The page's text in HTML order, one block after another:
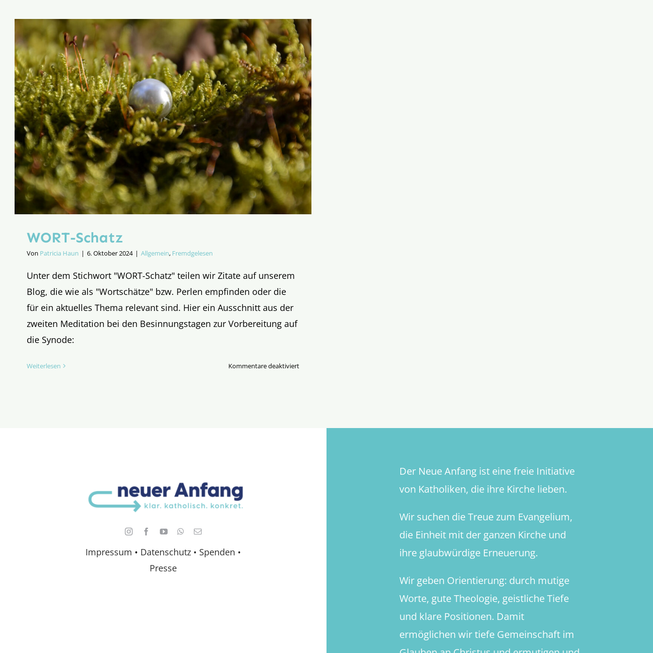
WORT-Schatz
Von Patricia Haun | 6. Oktober 2024 | Allgemein, Fremdgelesen
Unter dem Stichwort "WORT-Schatz" teilen wir Zitate auf unserem
Blog, die wie als "Wortschätze" bzw. Perlen empfinden oder die
für ein aktuelles Thema relevant sind. Hier ein Ausschnitt aus der
zweiten Meditation bei den Besinnungstagen zur Vorbereitung auf
die Synode:
Weiterlesen Kommentare deaktiviertfür
Impressum • Datenschutz • Spenden •
Presse
Der Neue Anfang ist eine freie Initiative
von Katholiken, die ihre Kirche lieben.
Wir suchen die Treue zum Evangelium,
die Einheit mit der ganzen Kirche und
ihre glaubwürdige Erneuerung.
Wir geben Orientierung: durch mutige
Worte, gute Theologie, geistliche Tiefe
und klare Positionen. Damit
ermöglichen wir tiefe Gemeinschaft im